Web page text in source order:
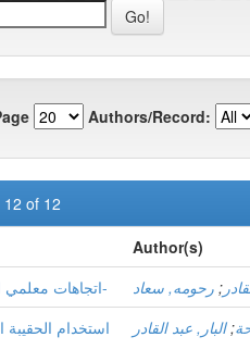
Authors/Record:
of 12
Author(s)
اتجاهات معلمي اللغة العربية في اختيار نصوص المطالعة الموجهة السنة الرابعة والخامسة الابتدائية -عينة- ; رحومه, سعاد
استخدام
;البار, عبد القادر